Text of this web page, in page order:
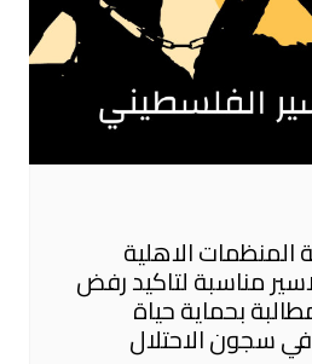
الاهلية
مناسبة لتاكيد رفض
بحماية حياة
سجون الاحتلال